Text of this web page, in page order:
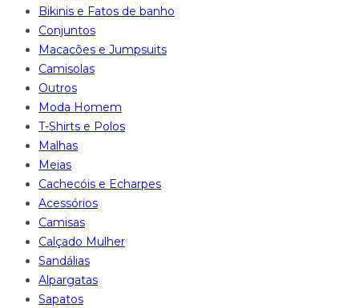
Bikinis e Fatos de banho
Conjuntos
Macacões e Jumpsuits
Camisolas
Outros
Moda Homem
T-Shirts e Polos
Malhas
Meias
Cachecóis e Echarpes
Acessórios
Camisas
Calçado Mulher
Sandálias
Alpargatas
Sapatos